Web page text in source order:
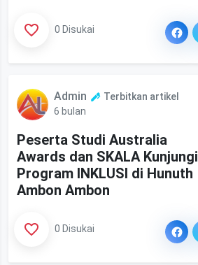
0 Disukai
Admin
Terbitkan artikel
6 bulan
Peserta Studi Australia
Awards dan SKALA Kunjungi
Program INKLUSI di Hunuth
Ambon Ambon
0 Disukai